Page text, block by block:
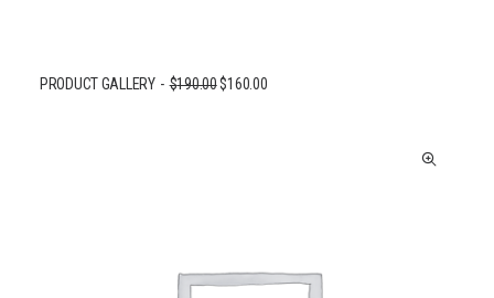
PRODUCT GALLERY $190.00$160.00